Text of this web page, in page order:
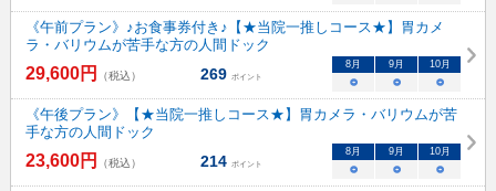
《午前プラン》♪お食事券付き♪【★当院一推しコース★】胃カメ
ラ・バリウムが苦手な方の人間ドック
29,600円 （税込） 269 ポイント
8 月 9 月 10月
○ ○ ○
《午後プラン》【★当院一推しコース★】胃カメラ・バリウムが苦
手な方の人間ドック
23,600円 （税込） 214 ポイント
8 月 9 月 10月
○ ○ ○